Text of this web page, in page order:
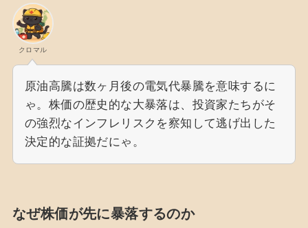
クロマル
原油高騰は数ヶ月後の電気代暴騰を意味するに
ゃ。株価の歴史的な大暴落は、投資家たちがそ
の強烈なインフレリスクを察知して逃げ出した
決定的な証拠だにゃ。
なぜ株価が先に暴落するのか